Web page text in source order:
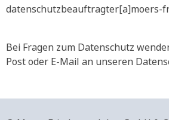
datenschutzbeauftragter[a]moers-
Bei Fragen zum Datenschutz
Post oder E-Mail an unseren